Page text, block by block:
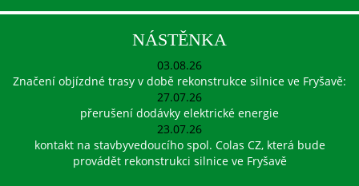
NÁSTĚNKA
03.08.26
Značení objízdné trasy v době rekonstrukce silnice ve Fryšavě:
27.07.26
přerušení dodávky elektrické energie
23.07.26
kontakt na stavbyvedoucího spol. Colas CZ, která bude
provádět rekonstrukci silnice ve Fryšavě